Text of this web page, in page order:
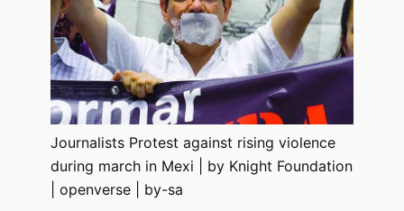
Journalists Protest against rising violence
during march in Mexi | by Knight Foundation
| openverse | by-sa